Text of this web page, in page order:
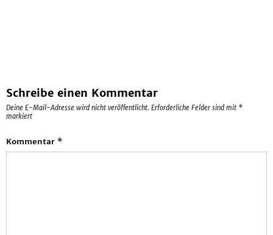
Schreibe einen Kommentar
Deine E-Mail-Adresse wird nicht veröffentlicht. Erforderliche Felder sind mit *
markiert
Kommentar *